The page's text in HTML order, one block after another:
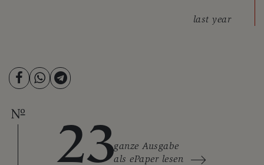
last year
23ganze Ausgabe
als ePaper lesen